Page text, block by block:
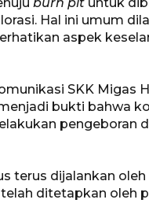
Hal ini umum
aspek
SKK Migas
bukti bahwa
pengeboran
terus dijalankan oleh
ditetapkan oleh